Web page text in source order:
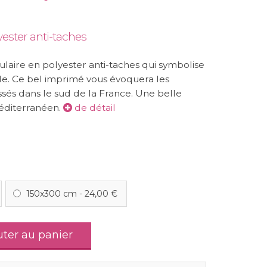
anti-taches
en polyester anti-taches qui symbolise
Ce bel imprimé vous évoquera les
dans le sud de la France. Une belle
de détail
150x300 cm - 24,00 €
au panier